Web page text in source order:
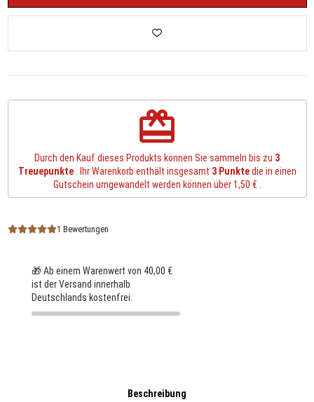
redeem
Durch den Kauf dieses Produkts können Sie sammeln bis zu 3
Treuepunkte. Ihr Warenkorb enthält insgesamt 3Punktedie in einen
Gutschein umgewandelt werden können über1,50 €.
1 Bewertungen
🎁 Ab einem Warenwert von 40,00 €
ist der Versand innerhalb
Deutschlands kostenfrei.
Beschreibung